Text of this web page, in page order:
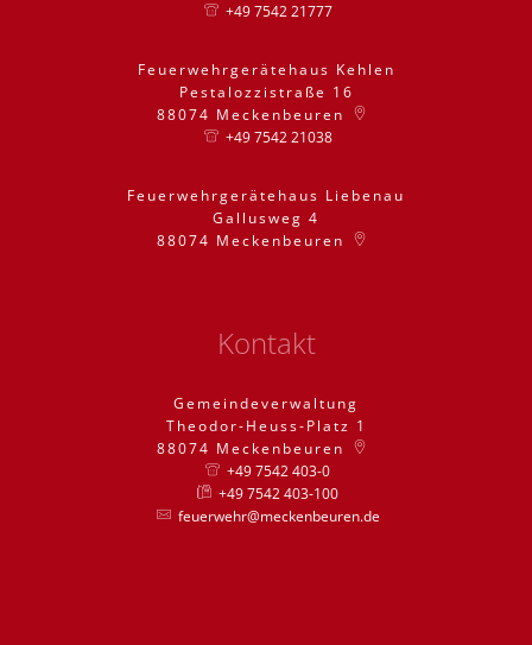
+49 7542 21777
Feuerwehrgerätehaus Kehlen
Pestalozzistraße 16
88074 Meckenbeuren
+49 7542 21038
Feuerwehrgerätehaus Liebenau
Gallusweg 4
88074 Meckenbeuren
Kontakt
Gemeindeverwaltung
Theodor-Heuss-Platz 1
88074 Meckenbeuren
+49 7542 403-0
+49 7542 403-100
feuerwehr@meckenbeuren.de